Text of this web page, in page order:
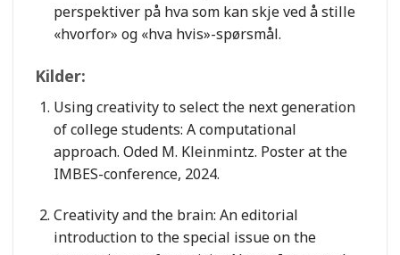
perspektiver på hva som kan skje ved å stille
«hvorfor» og «hva hvis»-spørsmål.
Kilder:
Using creativity to select the next generation
of college students: A computational
approach. Oded M. Kleinmintz. Poster at the
IMBES-conference, 2024.
Creativity and the brain: An editorial
introduction to the special issue on the